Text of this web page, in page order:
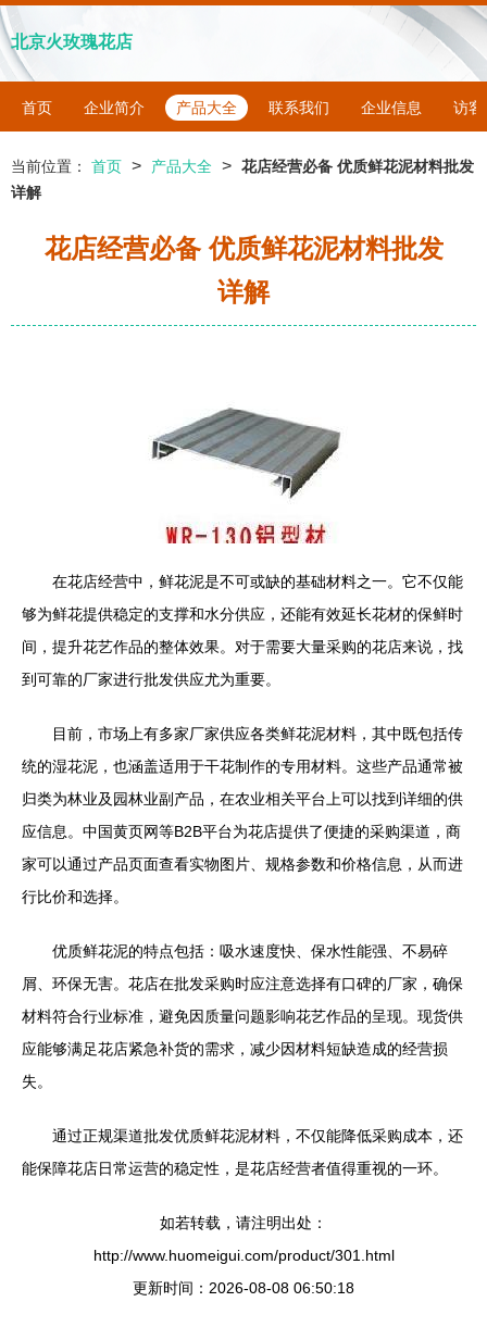
北京火玫瑰花店
首页 企业简介 产品大全 联系我们 企业信息 访客
当前位置： 首页 > 产品大全 > 花店经营必备 优质鲜花泥材料批发
详解
花店经营必备 优质鲜花泥材料批发
详解
在花店经营中，鲜花泥是不可或缺的基础材料之一。它不仅能
够为鲜花提供稳定的支撑和水分供应，还能有效延长花材的保鲜时
间，提升花艺作品的整体效果。对于需要大量采购的花店来说，找
到可靠的厂家进行批发供应尤为重要。
目前，市场上有多家厂家供应各类鲜花泥材料，其中既包括传
统的湿花泥，也涵盖适用于干花制作的专用材料。这些产品通常被
归类为林业及园林业副产品，在农业相关平台上可以找到详细的供
应信息。中国黄页网等B2B平台为花店提供了便捷的采购渠道，商
家可以通过产品页面查看实物图片、规格参数和价格信息，从而进
行比价和选择。
优质鲜花泥的特点包括：吸水速度快、保水性能强、不易碎
屑、环保无害。花店在批发采购时应注意选择有口碑的厂家，确保
材料符合行业标准，避免因质量问题影响花艺作品的呈现。现货供
应能够满足花店紧急补货的需求，减少因材料短缺造成的经营损
失。
通过正规渠道批发优质鲜花泥材料，不仅能降低采购成本，还
能保障花店日常运营的稳定性，是花店经营者值得重视的一环。
如若转载，请注明出处：
http://www.huomeigui.com/product/301.html
更新时间：2026-08-08 06:50:18